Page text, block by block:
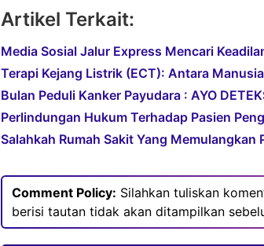
Artikel Terkait:
Media Sosial Jalur Express Mencari
Terapi Kejang Listrik (ECT): Antara
Bulan Peduli Kanker Payudara : AYO
Perlindungan Hukum Terhadap Pasien
Salahkah Rumah Sakit Yang Memulangkan
Comment Policy: Silahkan tuliskan
berisi tautan tidak akan ditampilkan